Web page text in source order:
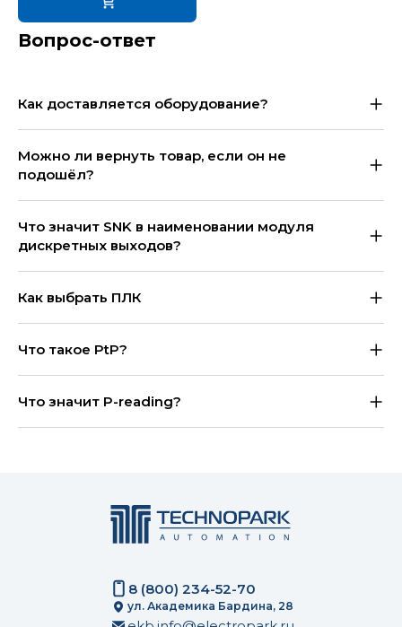
Вопрос-ответ
Как доставляется оборудование?
Можно ли вернуть товар, если он не
подошёл?
Что значит SNK в наименовании модуля
дискретных выходов?
Как выбрать ПЛК
Что такое PtP?
Что значит P-reading?
8 (800) 234-52-70
ул. Академика Бардина, 28